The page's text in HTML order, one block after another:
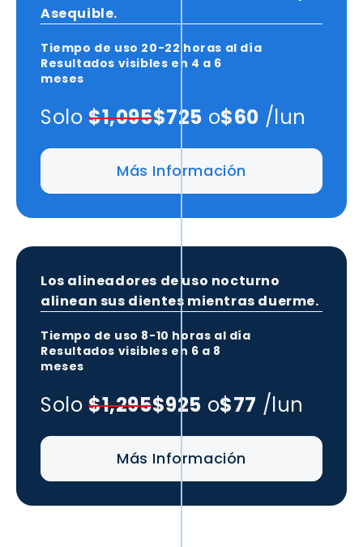
Asequible.
Tiempo de uso 20-22 horas al día
Resultados visibles en 4 a 6
meses
Solo $1,095$725 o$60 /lun
Más Información
Los alineadores de uso nocturno
alinean sus dientes mientras duerme.
Tiempo de uso 8-10 horas al día
Resultados visibles en 6 a 8
meses
Solo $1,295$925 o$77 /lun
Más Información